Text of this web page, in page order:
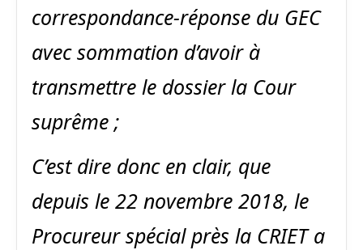
correspondance-réponse du GEC
avec sommation d’avoir à
transmettre le dossier la Cour
suprême ;
C’est dire donc en clair, que
depuis le 22 novembre 2018, le
Procureur spécial près la CRIET a